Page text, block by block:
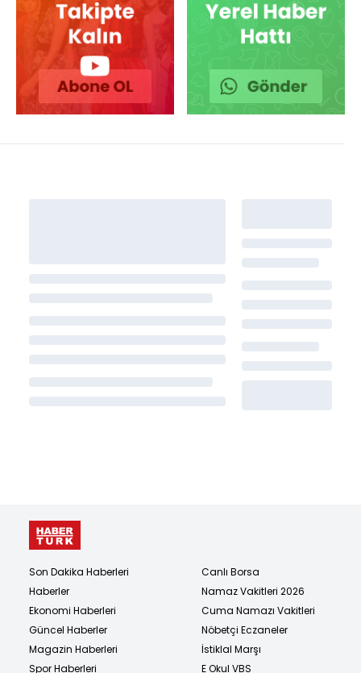
Son Dakika Haberleri
Haberler
Ekonomi Haberleri
Güncel Haberler
Magazin Haberleri
Spor Haberleri
Canlı Borsa
Namaz Vakitleri 2026
Cuma Namazı Vakitleri
Nöbetçi Eczaneler
İstiklal Marşı
E Okul VBS